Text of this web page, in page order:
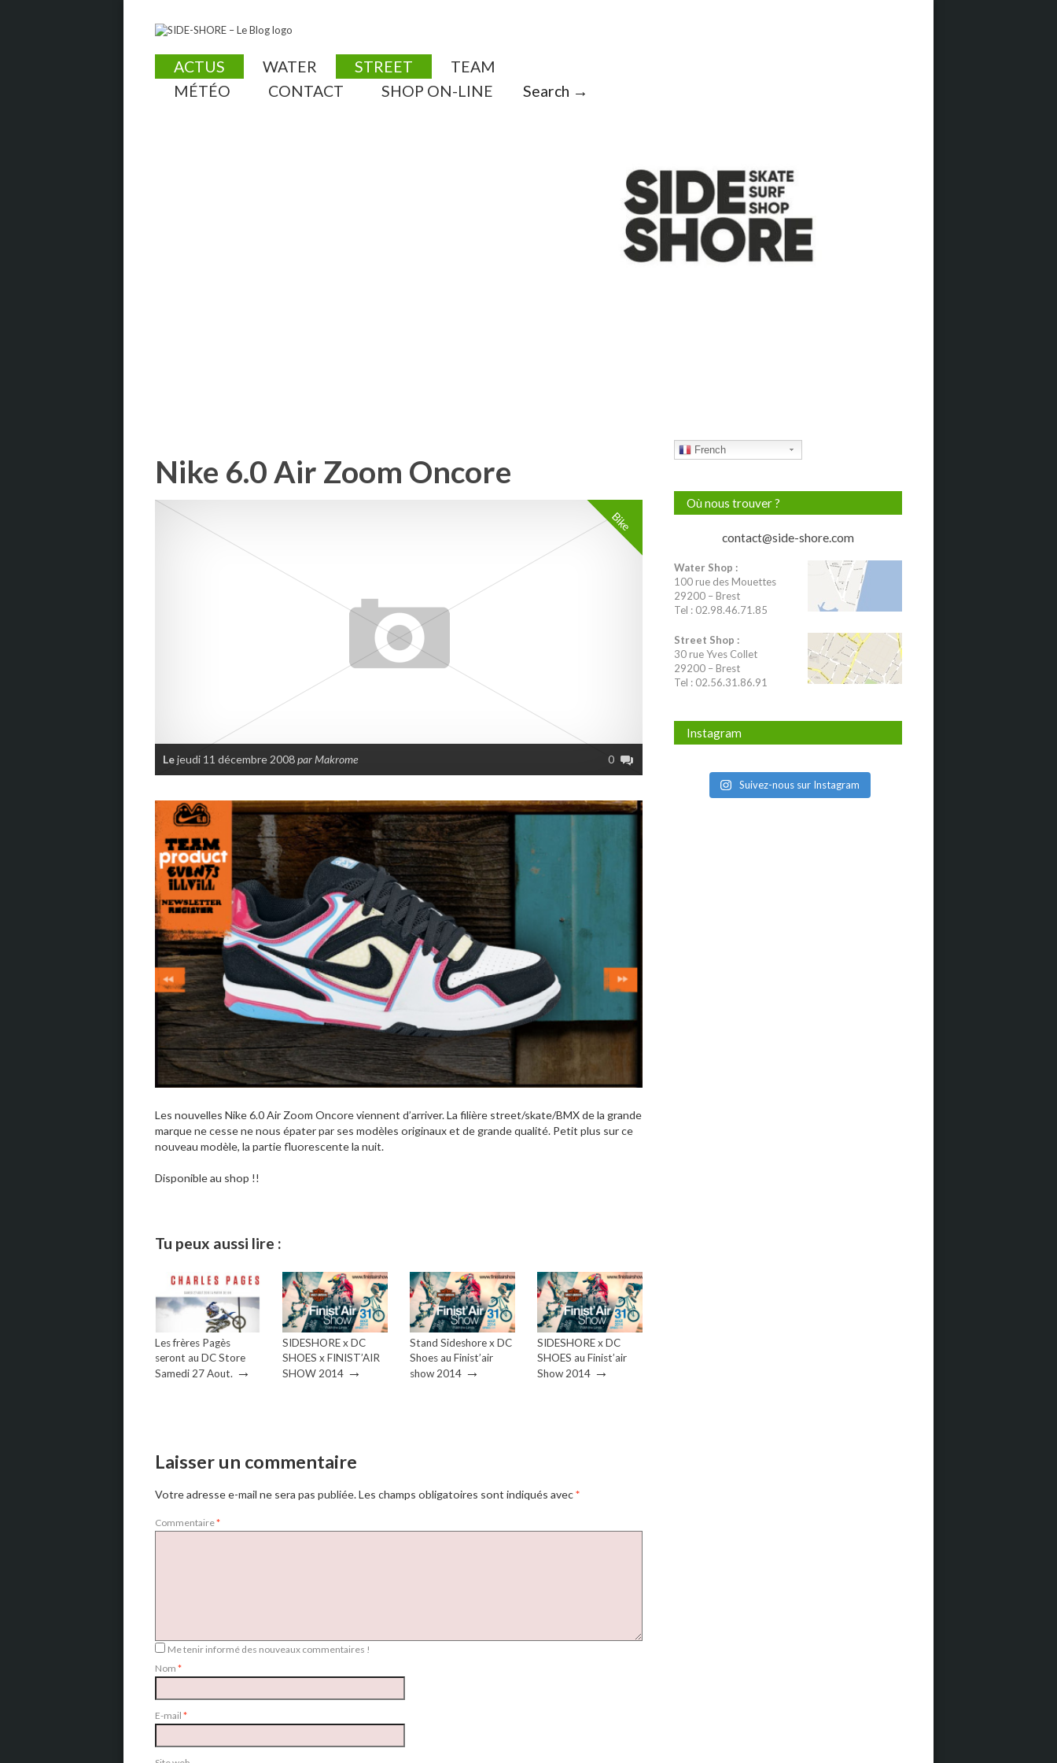
ACTUS WATER STREET
TEAM
MÉTÉO
CONTACT SHOP ON-LINE Search →
Nike 6.0 Air Zoom Oncore
Bike
Lejeudi 11 décembre 2008par Makrome 0
Les nouvelles Nike 6.0 Air Zoom Oncore viennent d’arriver. La filière street/skate/BMX de la grande
marque ne cesse ne nous épater par ses modèles originaux et de grande qualité. Petit plus sur ce
nouveau modèle, la partie fluorescente la nuit.
Disponible au shop !!
Tu peux aussi lire :
Les frères Pagès
seront au DC Store
Samedi 27 Aout. →
SIDESHORE x DC
SHOES x FINIST’AIR
SHOW 2014 →
Stand Sideshore x DC
Shoes au Finist’air
show 2014 →
SIDESHORE x DC
SHOES au Finist’air
Show 2014 →
Laisser un commentaire
Votre adresse e-mail ne sera pas publiée.Les champs obligatoires sont indiqués avec*
Commentaire*
Me tenir informé des nouveaux commentaires !
Nom *
E-mail *
French
Où nous trouver ?
contact@side-shore.com
Water Shop :
100 rue des Mouettes
29200 – Brest
Tel : 02.98.46.71.85
Street Shop :
30 rue Yves Collet
29200 – Brest
Tel : 02.56.31.86.91
Instagram
Suivez-nous sur Instagram